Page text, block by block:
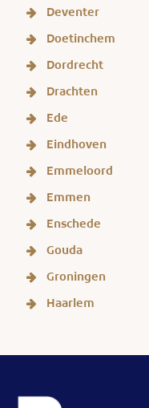
Deventer
Doetinchem
Dordrecht
Drachten
Ede
Eindhoven
Emmeloord
Emmen
Enschede
Gouda
Groningen
Haarlem